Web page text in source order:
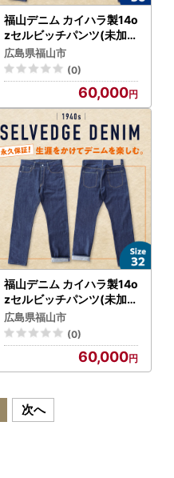
福山デニム カイハラ製14o
zセルビッチパンツ(未加工
) size36 [BABN006] デニ
ム
広島県福山市
(0)
60,000
福山デニム カイハラ製14o
zセルビッチパンツ(未加工
) size32 [BABN004] デニ
ム
広島県福山市
(0)
60,000
次へ